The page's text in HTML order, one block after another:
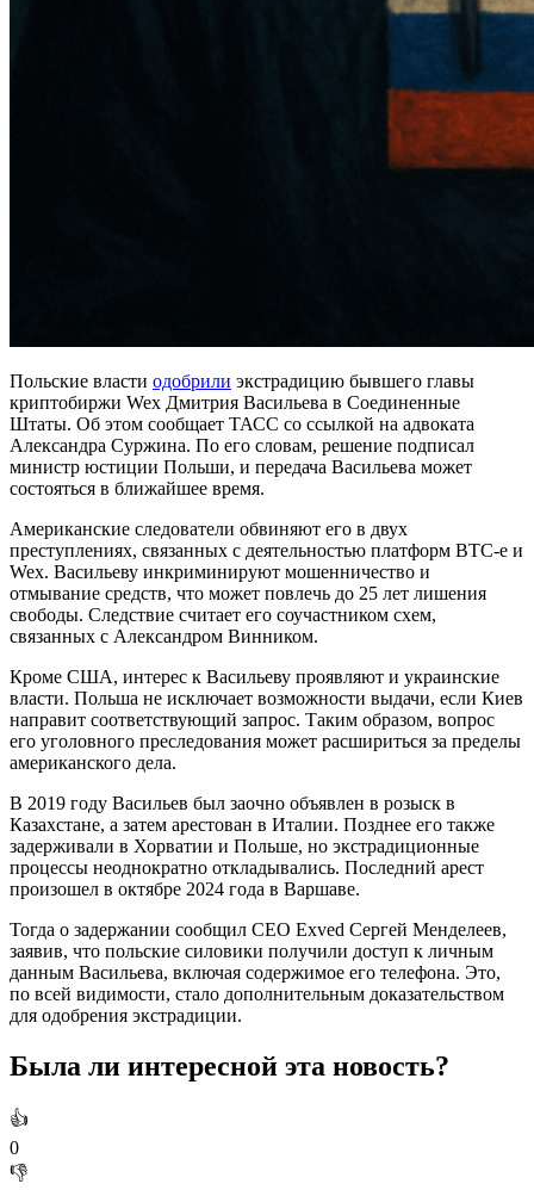
Польские власти одобрили экстрадицию бывшего главы
криптобиржи Wex Дмитрия Васильева в Соединенные
Штаты. Об этом сообщает ТАСС со ссылкой на адвоката
Александра Суржина. По его словам, решение подписал
министр юстиции Польши, и передача Васильева может
состояться в ближайшее время.
Американские следователи обвиняют его в двух
преступлениях, связанных с деятельностью платформ BTC-e и
Wex. Васильеву инкриминируют мошенничество и
отмывание средств, что может повлечь до 25 лет лишения
свободы. Следствие считает его соучастником схем,
связанных с Александром Винником.
Кроме США, интерес к Васильеву проявляют и украинские
власти. Польша не исключает возможности выдачи, если Киев
направит соответствующий запрос. Таким образом, вопрос
его уголовного преследования может расшириться за пределы
американского дела.
В 2019 году Васильев был заочно объявлен в розыск в
Казахстане, а затем арестован в Италии. Позднее его также
задерживали в Хорватии и Польше, но экстрадиционные
процессы неоднократно откладывались. Последний арест
произошел в октябре 2024 года в Варшаве.
Тогда о задержании сообщил CEO Exved Сергей Менделеев,
заявив, что польские силовики получили доступ к личным
данным Васильева, включая содержимое его телефона. Это,
по всей видимости, стало дополнительным доказательством
для одобрения экстрадиции.
Была ли интересной эта новость?
👍
0
👎